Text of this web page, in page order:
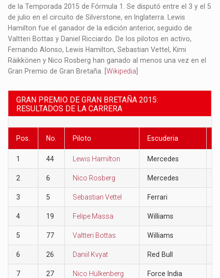
de la Temporada 2015 de Fórmula 1. Se disputó entre el 3 y el 5
de julio en el circuito de Silverstone, en Inglaterra. Lewis
Hamilton fue el ganador de la edición anterior, seguido de
Valtteri Bottas y Daniel Ricciardo. De los pilotos en activo,
Fernando Alonso, Lewis Hamilton, Sebastian Vettel, Kimi
Räikkönen y Nico Rosberg han ganado al menos una vez en el
Gran Premio de Gran Bretaña. [Wikipedia
GRAN PREMIO DE GRAN BRETAÑA 2015:
RESULTADOS DE LA CARRERA
Pos. No. Piloto Escuderia
1 44 Lewis Hamilton Mercedes
2 6 Nico Rosberg Mercedes
3 5 Sebastian Vettel Ferrari
4 19 Felipe Massa Williams
5 77 Valtteri Bottas Williams
6 26 Daniil Kvyat Red Bull
7 27 Nico Hülkenberg Force India